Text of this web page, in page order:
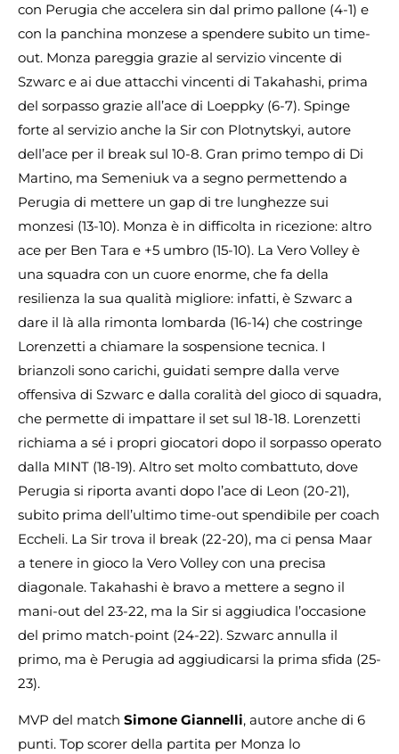
con Perugia che accelera sin dal primo pallone (4-1) e
con la panchina monzese a spendere subito un time-
out. Monza pareggia grazie al servizio vincente di
Szwarc e ai due attacchi vincenti di Takahashi, prima
del sorpasso grazie all’ace di Loeppky (6-7). Spinge
forte al servizio anche la Sir con Plotnytskyi, autore
dell’ace per il break sul 10-8. Gran primo tempo di Di
Martino, ma Semeniuk va a segno permettendo a
Perugia di mettere un gap di tre lunghezze sui
monzesi (13-10). Monza è in difficolta in ricezione: altro
ace per Ben Tara e +5 umbro (15-10). La Vero Volley è
una squadra con un cuore enorme, che fa della
resilienza la sua qualità migliore: infatti, è Szwarc a
dare il là alla rimonta lombarda (16-14) che costringe
Lorenzetti a chiamare la sospensione tecnica. I
brianzoli sono carichi, guidati sempre dalla verve
offensiva di Szwarc e dalla coralità del gioco di squadra,
che permette di impattare il set sul 18-18. Lorenzetti
richiama a sé i propri giocatori dopo il sorpasso operato
dalla MINT (18-19). Altro set molto combattuto, dove
Perugia si riporta avanti dopo l’ace di Leon (20-21),
subito prima dell’ultimo time-out spendibile per coach
Eccheli. La Sir trova il break (22-20), ma ci pensa Maar
a tenere in gioco la Vero Volley con una precisa
diagonale. Takahashi è bravo a mettere a segno il
mani-out del 23-22, ma la Sir si aggiudica l’occasione
del primo match-point (24-22). Szwarc annulla il
primo, ma è Perugia ad aggiudicarsi la prima sfida (25-
23).
MVP del match Simone Giannelli, autore anche di 6
punti. Top scorer della partita per Monza lo